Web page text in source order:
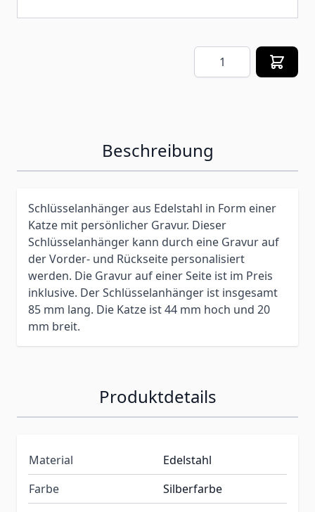
Menge
Beschreibung
Schlüsselanhänger aus Edelstahl in Form einer
Katze mit persönlicher Gravur. Dieser
Schlüsselanhänger kann durch eine Gravur auf
der Vorder- und Rückseite personalisiert
werden. Die Gravur auf einer Seite ist im Preis
inklusive. Der Schlüsselanhänger ist insgesamt
85 mm lang. Die Katze ist 44 mm hoch und 20
mm breit.
Produktdetails
Material
Edelstahl
Farbe
Silberfarbe